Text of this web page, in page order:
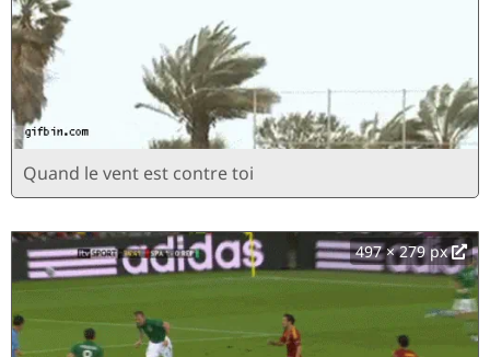
Quand le vent est contre toi
497 × 279 px